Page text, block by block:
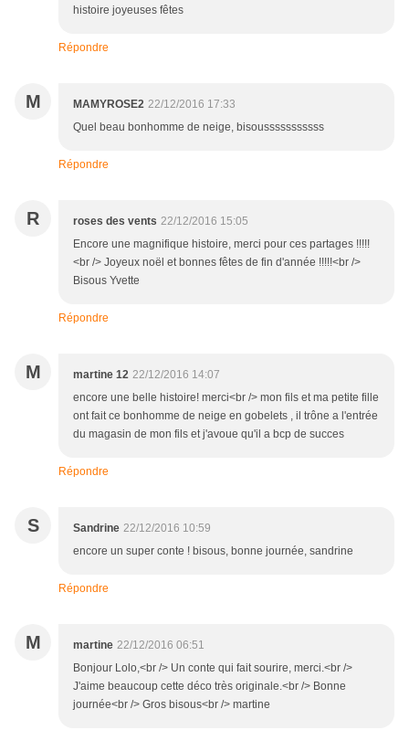
histoire joyeuses fêtes
Répondre
M MAMYROSE2 22/12/2016 17:33
Quel beau bonhomme de neige, bisousssssssssss
Répondre
R roses des vents 22/12/2016 15:05
Encore une magnifique histoire, merci pour ces partages !!!!!
<br /> Joyeux noël et bonnes fêtes de fin d'année !!!!!<br />
Bisous Yvette
Répondre
M martine 12 22/12/2016 14:07
encore une belle histoire! merci<br /> mon fils et ma petite fille
ont fait ce bonhomme de neige en gobelets , il trône a l'entrée
du magasin de mon fils et j'avoue qu'il a bcp de succes
Répondre
S Sandrine 22/12/2016 10:59
encore un super conte ! bisous, bonne journée, sandrine
Répondre
M martine 22/12/2016 06:51
Bonjour Lolo,<br /> Un conte qui fait sourire, merci.<br />
J'aime beaucoup cette déco très originale.<br /> Bonne
journée<br /> Gros bisous<br /> martine